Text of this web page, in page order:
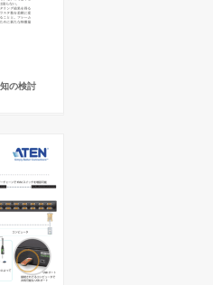
の検討